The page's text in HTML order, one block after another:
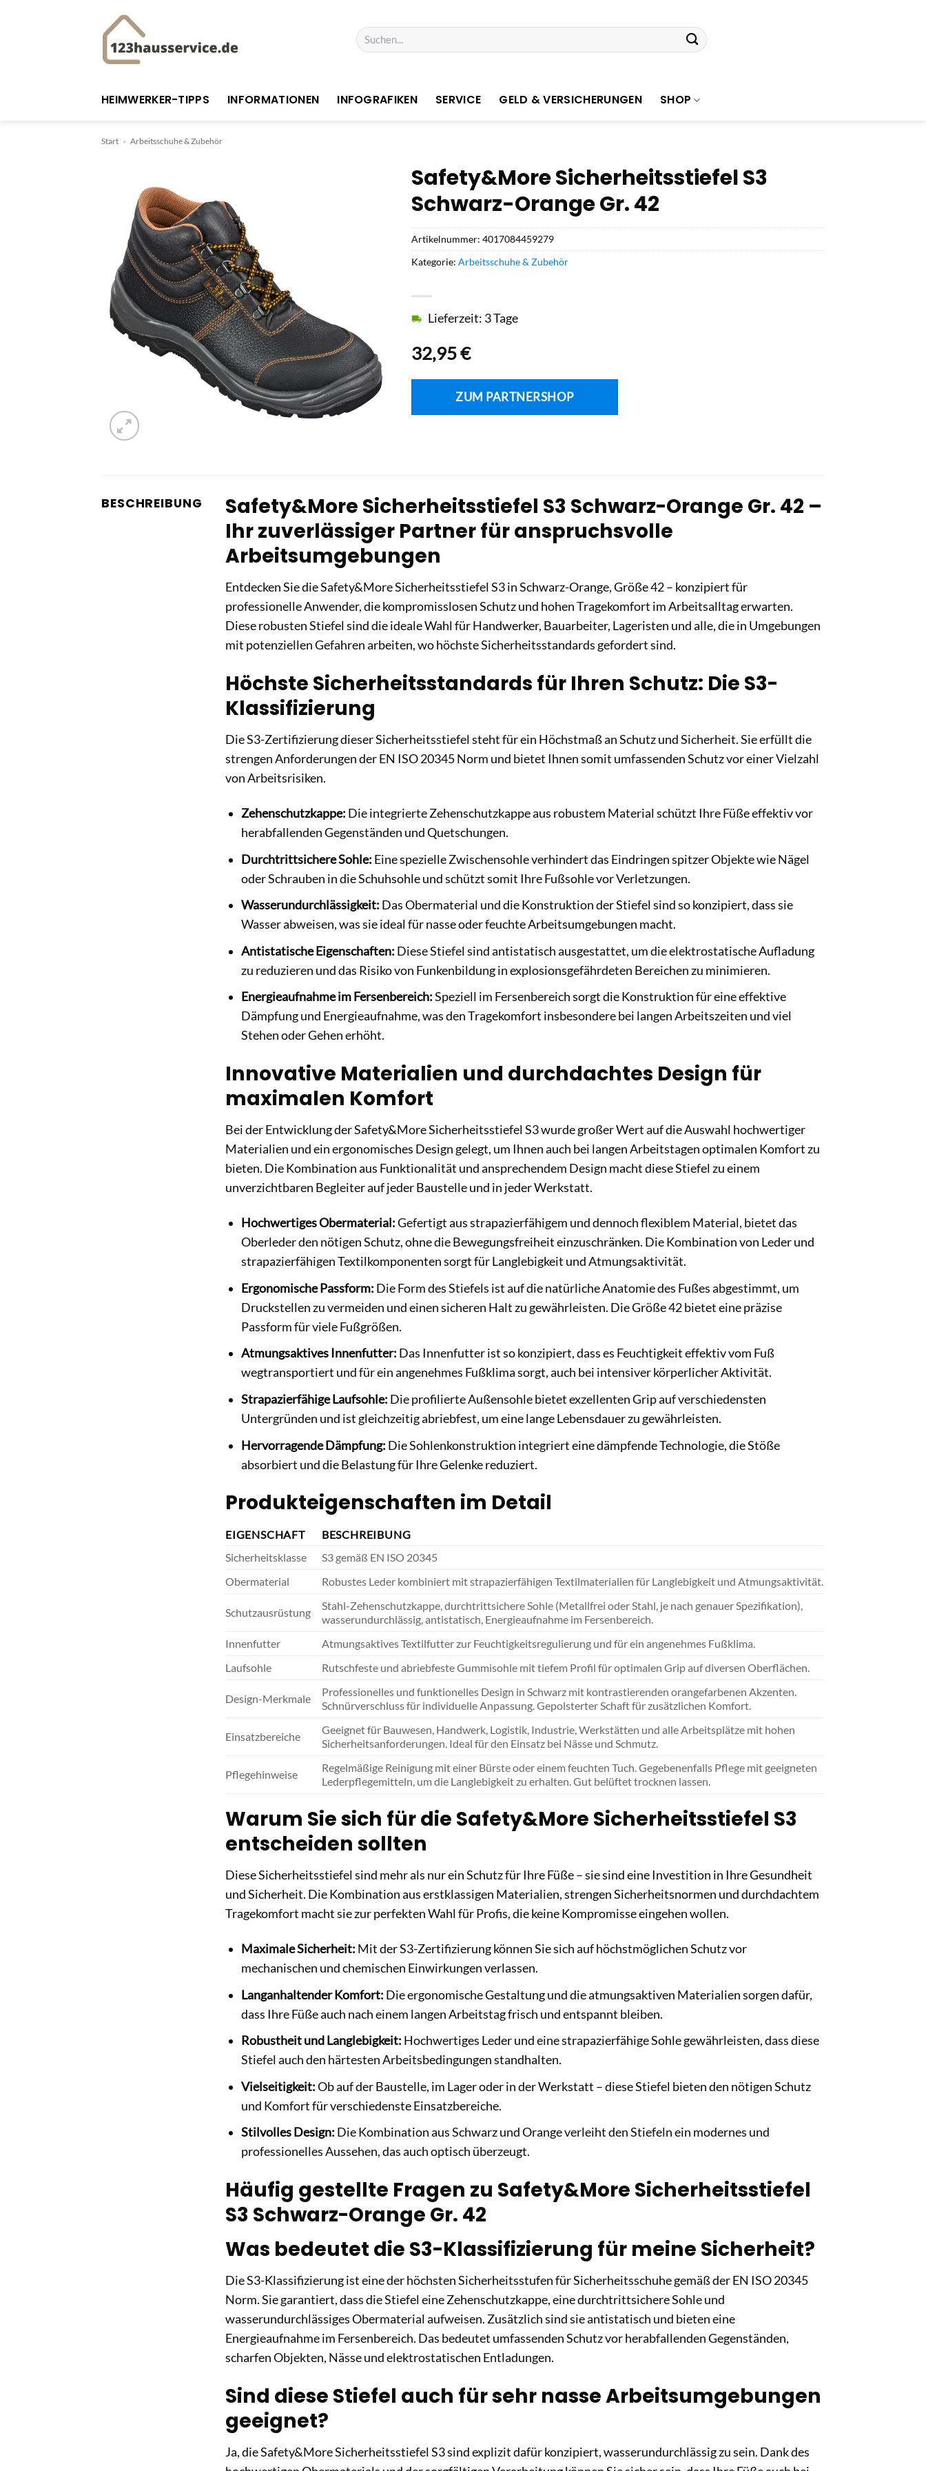
Suchen
nach:
HEIMWERKER-TIPPS INFORMATIONEN INFOGRAFIKEN SERVICE GELD & VERSICHERUNGEN SHOP
Start » Arbeitsschuhe & Zubehör
Safety&More Sicherheitsstiefel S3
Schwarz-Orange Gr. 42
32,95€
Lieferzeit: 3 Tage
ZUM PARTNERSHOP
Artikelnummer: 4017084459279
Kategorie: Arbeitsschuhe & Zubehör
BESCHREIBUNG
Safety&More Sicherheitsstiefel S3 Schwarz-Orange Gr. 42 –
Ihr zuverlässiger Partner für anspruchsvolle
Arbeitsumgebungen
Entdecken Sie die Safety&More Sicherheitsstiefel S3 in Schwarz-Orange, Größe 42 – konzipiert für
professionelle Anwender, die kompromisslosen Schutz und hohen Tragekomfort im Arbeitsalltag erwarten.
Diese robusten Stiefel sind die ideale Wahl für Handwerker, Bauarbeiter, Lageristen und alle, die in Umgebungen
mit potenziellen Gefahren arbeiten, wo höchste Sicherheitsstandards gefordert sind.
Höchste Sicherheitsstandards für Ihren Schutz: Die S3-
Klassifizierung
Die S3-Zertifizierung dieser Sicherheitsstiefel steht für ein Höchstmaß an Schutz und Sicherheit. Sie erfüllt die
strengen Anforderungen der EN ISO 20345 Norm und bietet Ihnen somit umfassenden Schutz vor einer Vielzahl
von Arbeitsrisiken.
Zehenschutzkappe: Die integrierte Zehenschutzkappe aus robustem Material schützt Ihre Füße effektiv vor
herabfallenden Gegenständen und Quetschungen.
Durchtrittsichere Sohle: Eine spezielle Zwischensohle verhindert das Eindringen spitzer Objekte wie Nägel
oder Schrauben in die Schuhsohle und schützt somit Ihre Fußsohle vor Verletzungen.
Wasserundurchlässigkeit: Das Obermaterial und die Konstruktion der Stiefel sind so konzipiert, dass sie
Wasser abweisen, was sie ideal für nasse oder feuchte Arbeitsumgebungen macht.
Antistatische Eigenschaften: Diese Stiefel sind antistatisch ausgestattet, um die elektrostatische Aufladung
zu reduzieren und das Risiko von Funkenbildung in explosionsgefährdeten Bereichen zu minimieren.
Energieaufnahme im Fersenbereich:Speziell im Fersenbereich sorgt die Konstruktion für eine effektive
Dämpfung und Energieaufnahme, was den Tragekomfort insbesondere bei langen Arbeitszeiten und viel
Stehen oder Gehen erhöht.
Innovative Materialien und durchdachtes Design für
maximalen Komfort
Bei der Entwicklung der Safety&More Sicherheitsstiefel S3 wurde großer Wert auf die Auswahl hochwertiger
Materialien und ein ergonomisches Design gelegt, um Ihnen auch bei langen Arbeitstagen optimalen Komfort zu
bieten. Die Kombination aus Funktionalität und ansprechendem Design macht diese Stiefel zu einem
unverzichtbaren Begleiter auf jeder Baustelle und in jeder Werkstatt.
Hochwertiges Obermaterial:Gefertigt aus strapazierfähigem und dennoch flexiblem Material, bietet das
Oberleder den nötigen Schutz, ohne die Bewegungsfreiheit einzuschränken. Die Kombination von Leder und
strapazierfähigen Textilkomponenten sorgt für Langlebigkeit und Atmungsaktivität.
Ergonomische Passform: Die Form des Stiefels ist auf die natürliche Anatomie des Fußes abgestimmt, um
Druckstellen zu vermeiden und einen sicheren Halt zu gewährleisten. Die Größe 42 bietet eine präzise
Passform für viele Fußgrößen.
Atmungsaktives Innenfutter: Das Innenfutter ist so konzipiert, dass es Feuchtigkeit effektiv vom Fuß
wegtransportiert und für ein angenehmes Fußklima sorgt, auch bei intensiver körperlicher Aktivität.
Strapazierfähige Laufsohle: Die profilierte Außensohle bietet exzellenten Grip auf verschiedensten
Untergründen und ist gleichzeitig abriebfest, um eine lange Lebensdauer zu gewährleisten.
Hervorragende Dämpfung: Die Sohlenkonstruktion integriert eine dämpfende Technologie, die Stöße
absorbiert und die Belastung für Ihre Gelenke reduziert.
Produkteigenschaften im Detail
EIGENSCHAFT
BESCHREIBUNG
Sicherheitsklasse
S3 gemäß EN ISO 20345
Obermaterial
Robustes Leder kombiniert mit strapazierfähigen Textilmaterialien für Langlebigkeit und Atmungsaktivität.
Schutzausrüstung
Stahl-Zehenschutzkappe, durchtrittsichere Sohle (Metallfrei oder Stahl, je nach genauer Spezifikation),
wasserundurchlässig, antistatisch, Energieaufnahme im Fersenbereich.
Innenfutter
Atmungsaktives Textilfutter zur Feuchtigkeitsregulierung und für ein angenehmes Fußklima.
Laufsohle
Rutschfeste und abriebfeste Gummisohle mit tiefem Profil für optimalen Grip auf diversen Oberflächen.
Design-Merkmale
Professionelles und funktionelles Design in Schwarz mit kontrastierenden orangefarbenen Akzenten.
Schnürverschluss für individuelle Anpassung. Gepolsterter Schaft für zusätzlichen Komfort.
Einsatzbereiche
Geeignet für Bauwesen, Handwerk, Logistik, Industrie, Werkstätten und alle Arbeitsplätze mit hohen
Sicherheitsanforderungen. Ideal für den Einsatz bei Nässe und Schmutz.
Pflegehinweise
Regelmäßige Reinigung mit einer Bürste oder einem feuchten Tuch. Gegebenenfalls Pflege mit geeigneten
Lederpflegemitteln, um die Langlebigkeit zu erhalten. Gut belüftet trocknen lassen.
Warum Sie sich für die Safety&More Sicherheitsstiefel S3
entscheiden sollten
Diese Sicherheitsstiefel sind mehr als nur ein Schutz für Ihre Füße – sie sind eine Investition in Ihre Gesundheit
und Sicherheit. Die Kombination aus erstklassigen Materialien, strengen Sicherheitsnormen und durchdachtem
Tragekomfort macht sie zur perfekten Wahl für Profis, die keine Kompromisse eingehen wollen.
Maximale Sicherheit: Mit der S3-Zertifizierung können Sie sich auf höchstmöglichen Schutz vor
mechanischen und chemischen Einwirkungen verlassen.
Langanhaltender Komfort: Die ergonomische Gestaltung und die atmungsaktiven Materialien sorgen dafür,
dass Ihre Füße auch nach einem langen Arbeitstag frisch und entspannt bleiben.
Robustheit und Langlebigkeit: Hochwertiges Leder und eine strapazierfähige Sohle gewährleisten, dass diese
Stiefel auch den härtesten Arbeitsbedingungen standhalten.
Vielseitigkeit:Ob auf der Baustelle, im Lager oder in der Werkstatt – diese Stiefel bieten den nötigen Schutz
und Komfort für verschiedenste Einsatzbereiche.
Stilvolles Design: Die Kombination aus Schwarz und Orange verleiht den Stiefeln ein modernes und
professionelles Aussehen, das auch optisch überzeugt.
Häufig gestellte Fragen zu Safety&More Sicherheitsstiefel
S3 Schwarz-Orange Gr. 42
Was bedeutet die S3-Klassifizierung für meine Sicherheit?
Die S3-Klassifizierung ist eine der höchsten Sicherheitsstufen für Sicherheitsschuhe gemäß der EN ISO 20345
Norm. Sie garantiert, dass die Stiefel eine Zehenschutzkappe, eine durchtrittsichere Sohle und
wasserundurchlässiges Obermaterial aufweisen. Zusätzlich sind sie antistatisch und bieten eine
Energieaufnahme im Fersenbereich. Das bedeutet umfassenden Schutz vor herabfallenden Gegenständen,
scharfen Objekten, Nässe und elektrostatischen Entladungen.
Sind diese Stiefel auch für sehr nasse Arbeitsumgebungen
geeignet?
Ja, die Safety&More Sicherheitsstiefel S3 sind explizit dafür konzipiert, wasserundurchlässig zu sein. Dank des